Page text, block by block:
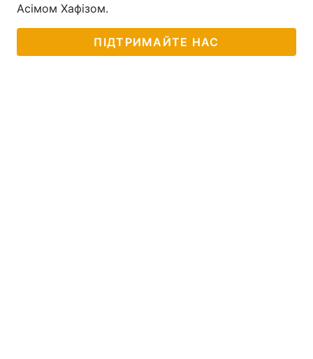
Асімом Хафізом.
ПІДТРИМАЙТЕ НАС